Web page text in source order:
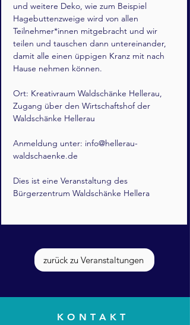
und weitere Deko, wie zum Beispiel
Hagebuttenzweige wird von allen
Teilnehmer*innen mitgebracht und wir
teilen und tauschen dann untereinander,
damit alle einen üppigen Kranz mit nach
Hause nehmen können.
Ort: Kreativraum Waldschänke Hellerau,
Zugang über den Wirtschaftshof der
Waldschänke Hellerau
Anmeldung unter: info@hellerau-
waldschaenke.de
Dies ist eine Veranstaltung des
Bürgerzentrum Waldschänke Hellera
zurück zu Veranstaltungen
KONTAKT